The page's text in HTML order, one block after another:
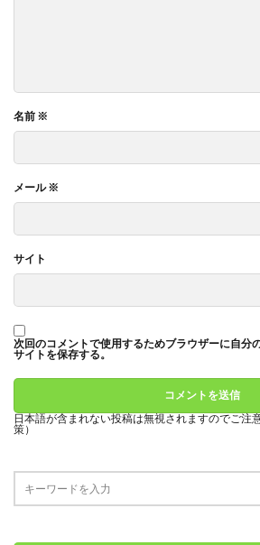
名前 ※
メール※
サイト
次回のコメントで使用するためブラウザーに自分
サイトを保存する。
日本語が含まれない投稿は無視されますのでご注
策）